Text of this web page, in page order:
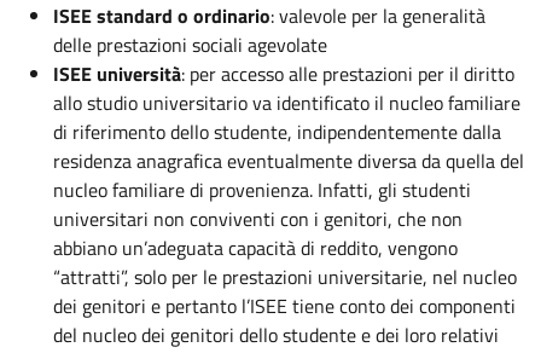
ISEE standard o ordinario: valevole per la generalità
delle prestazioni sociali agevolate
ISEE università: per accesso alle prestazioni per il diritto
allo studio universitario va identificato il nucleo familiare
di riferimento dello studente, indipendentemente dalla
residenza anagrafica eventualmente diversa da quella del
nucleo familiare di provenienza. Infatti, gli studenti
universitari non conviventi con i genitori, che non
abbiano un’adeguata capacità di reddito, vengono
“attratti”, solo per le prestazioni universitarie, nel nucleo
dei genitori e pertanto l’ISEE tiene conto dei componenti
del nucleo dei genitori dello studente e dei loro relativi